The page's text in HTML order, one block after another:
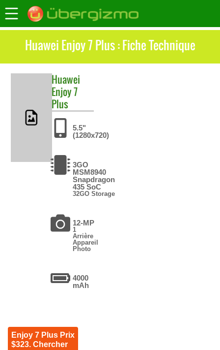
Huawei Enjoy 7 Plus : Fiche Technique
Huawei
Enjoy 7
Plus
5.5"
(1280x720)
3GO
MSM8940
Snapdragon
435 SoC
32GO Storage
12-MP
1
Arrière
Appareil
Photo
4000
mAh
Enjoy 7 Plus Prix
$323. Chercher